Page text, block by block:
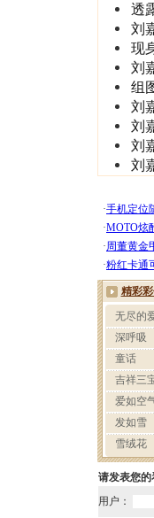
透
刘
现
刘
组
刘
刘
刘
刘
请发表您的
用户：